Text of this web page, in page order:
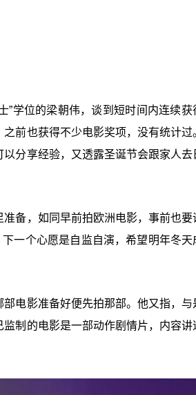
”学位的梁朝伟，谈到短时间内连续获
前也获得不少电影奖项，没有统计过
分享经验，又透露圣诞节会跟家人去
备，如同早前拍欧洲电影，事前也要
一个心愿是自监自演，希望明年冬天
电影准备好便先拍那部。他又指，与
制的电影是一部动作剧情片，内容讲